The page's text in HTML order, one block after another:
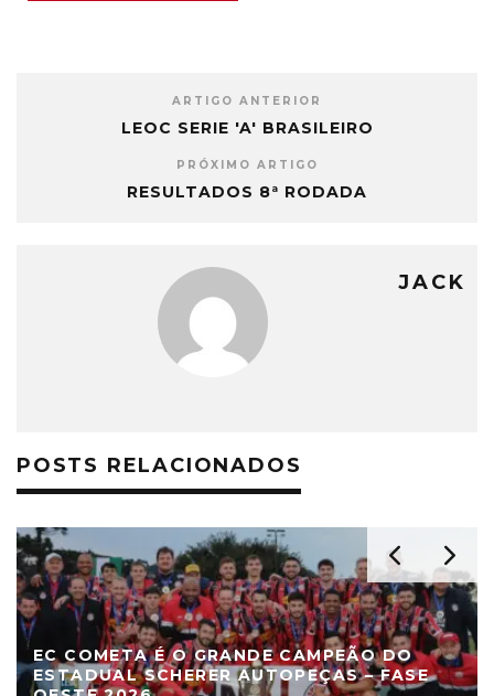
ARTIGO ANTERIOR
LEOC SERIE 'A' BRASILEIRO
PRÓXIMO ARTIGO
RESULTADOS 8ª RODADA
JACK
POSTS RELACIONADOS
EC COMETA É O GRANDE CAMPEÃO DO
ESTADUAL SCHERER AUTOPEÇAS – FASE